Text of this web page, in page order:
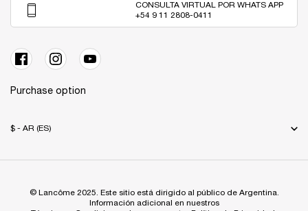
CONSULTA VIRTUAL POR WHATS APP
+54 9 11 2808-0411
Purchase option
$ - AR (ES)
© Lancôme 2025. Este sitio está dirigido al público de Argentina.
Información adicional en nuestros